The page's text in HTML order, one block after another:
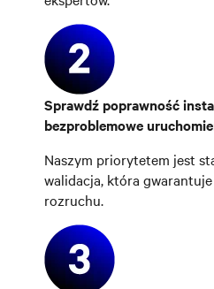
Sprawdź poprawność
bezproblemowe
Naszym priorytetem jest
walidacja, która
rozruchu.